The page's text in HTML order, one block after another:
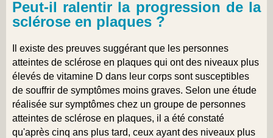
Peut-il ralentir la progression de la
sclérose en plaques ?
Il existe des preuves suggérant que les personnes
atteintes de sclérose en plaques qui ont des niveaux plus
élevés de vitamine D dans leur corps sont susceptibles
de souffrir de symptômes moins graves. Selon une étude
réalisée sur symptômes chez un groupe de personnes
atteintes de sclérose en plaques, il a été constaté
qu'après cinq ans plus tard, ceux ayant des niveaux plus